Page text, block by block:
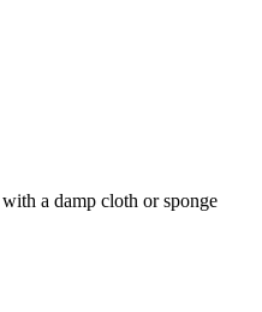
a damp cloth or sponge